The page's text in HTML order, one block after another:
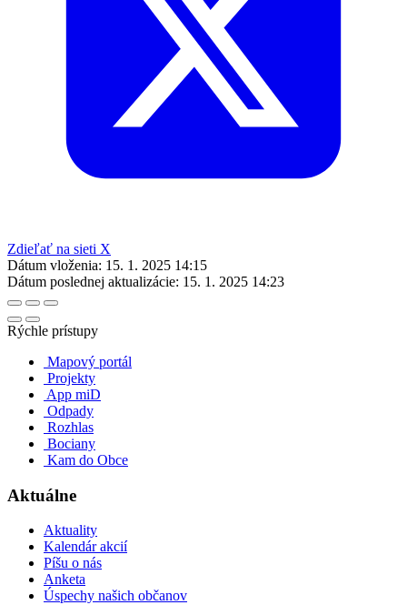
Zdieľať na sieti X
Dátum vloženia: 15. 1. 2025 14:15
Dátum poslednej aktualizácie: 15. 1. 2025 14:23
Rýchle prístupy
Mapový portál
Projekty
App miD
Odpady
Rozhlas
Bociany
Kam do Obce
Aktuálne
Aktuality
Kalendár akcií
Píšu o nás
Anketa
Úspechy našich občanov